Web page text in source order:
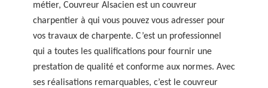
métier, Couvreur Alsacien est un couvreur
charpentier à qui vous pouvez vous adresser pour
vos travaux de charpente. C’est un professionnel
qui a toutes les qualifications pour fournir une
prestation de qualité et conforme aux normes. Avec
ses réalisations remarquables, c’est le couvreur